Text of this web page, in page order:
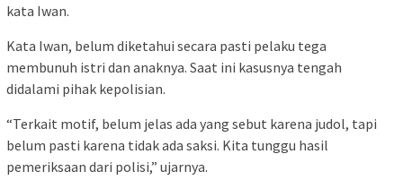
kata Iwan.
Kata Iwan, belum diketahui secara pasti pelaku tega
membunuh istri dan anaknya. Saat ini kasusnya tengah
didalami pihak kepolisian.
“Terkait motif, belum jelas ada yang sebut karena judol, tapi
belum pasti karena tidak ada saksi. Kita tunggu hasil
pemeriksaan dari polisi,” ujarnya.